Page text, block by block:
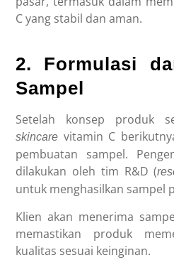
C yang stabil dan aman.
2. Formulasi
Sampel
Setelah konsep produk
skincare vitamin C
pembuatan sampel.
dilakukan oleh tim R&D (
untuk menghasilkan sampel
Klien akan menerima
memastikan produk
kualitas sesuai keinginan.